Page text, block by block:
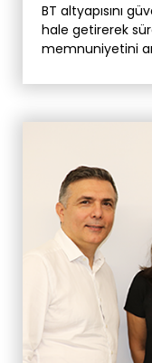
BT altyapısını
hale getirerek
memnuniyetini